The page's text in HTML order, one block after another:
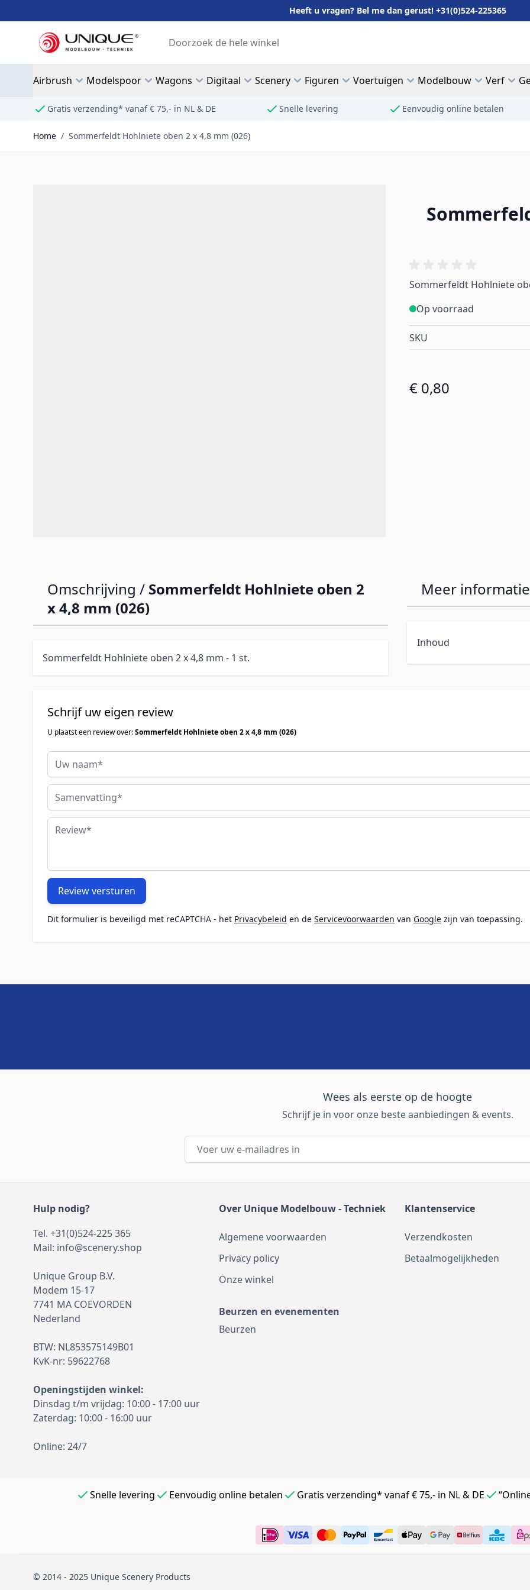
Heeft u vragen? Bel me dan gerust! +31(0)524-225365
Search
Airbrush Modelspoor Wagons Digitaal Scenery Figuren Voertuigen Modelbouw Verf
Gratis verzending* vanaf € 75,- in NL & DE Snelle levering Eenvoudig online betalen
Home / Sommerfeldt Hohlniete oben 2 x 4,8 mm (026)
Sommerfeldt Hohlniete
Op voorraad
SKU
€ 0,80
Omschrijving / Sommerfeldt Hohlniete oben 2
x 4,8 mm (026)
Sommerfeldt Hohlniete oben 2 x 4,8 mm - 1 st.
Meer informatie
Inhoud
Schrijf uw eigen review
U plaatst een review over:Sommerfeldt Hohlniete oben 2 x 4,8 mm (026)
Uw naam
Samenvatting
Review
Review versturen
Dit formulier is beveiligd met reCAPTCHA - het Privacybeleid en de Servicevoorwaarden van Google zijn van toepassing.
Wees als eerste op de hoogte
Schrijf je in voor onze beste aanbiedingen & events.
E-mailadres
Hulp nodig?
Tel. +31(0)524-225 365
Mail: info@scenery.shop
Unique Group B.V.
Modem 15-17
7741 MA COEVORDEN
Nederland
BTW: NL853575149B01
KvK-nr: 59622768
Openingstijden winkel:
Dinsdag t/m vrijdag: 10:00 - 17:00 uur
Zaterdag: 10:00 - 16:00 uur
Online: 24/7
Over Unique Modelbouw - Techniek
Algemene voorwaarden
Privacy policy
Onze winkel
Beurzen en evenementen
Beurzen
Klantenservice
Verzendkosten
Betaalmogelijkheden
Snelle levering Eenvoudig online betalen Gratis verzending* vanaf € 75,- in NL & DE
© 2014 - 2025 Unique Scenery Products